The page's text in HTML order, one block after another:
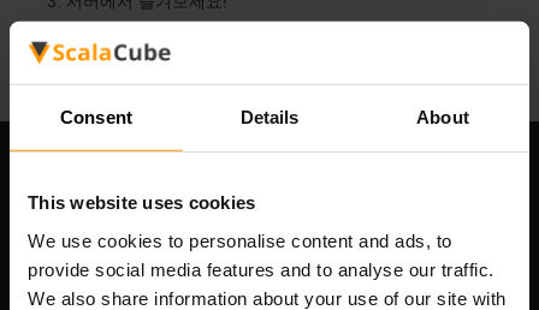
Consent Details About
This website uses cookies
We use cookies to personalise content and ads, to
provide social media features and to analyse our traffic.
We also share information about your use of our site with
Scalable Hosting Solutions OÜ